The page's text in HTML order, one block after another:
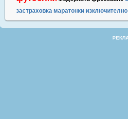
застраховка маратонки изключително